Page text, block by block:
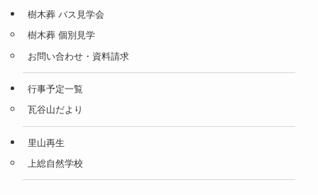
樹木葬 バス見学会
樹木葬 個別見学
お問い合わせ・資料請求
行事予定一覧
瓦谷山だより
里山再生
上総自然学校